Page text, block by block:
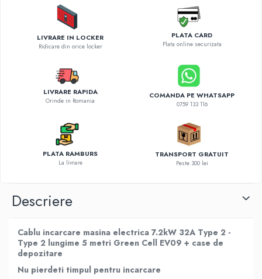
Roboti pornire
Diverse accesorii auto
Carcase protectie NOCO BOOST
Invertoare Auto
Incarcator masina electrica
Aparate de spalat cu presiune
Compresoare
LIVRARE IN LOCKER
Ridicare din orice locker
PLATA CARD
Plata online securizata
LIVRARE RAPIDA
Orinde in Romania
COMANDA PE WHATSAPP
0759 133 116
PLATA RAMBURS
La livrare
TRANSPORT GRATUIT
Peste 300 lei
Descriere
Cablu incarcare masina electrica 7.2kW 32A Type 2 -
Type 2 lungime 5 metri Green Cell EV09 + case de
depozitare
Nu pierdeti timpul pentru incarcare